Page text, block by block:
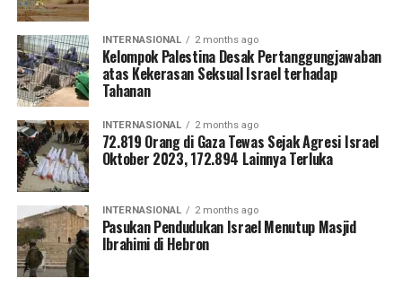
INTERNASIONAL 2 months ago
Kelompok Palestina Desak Pertanggungjawaban
atas Kekerasan Seksual Israel terhadap
Tahanan
INTERNASIONAL 2 months ago
72.819 Orang di Gaza Tewas Sejak Agresi Israel
Oktober 2023, 172.894 Lainnya Terluka
INTERNASIONAL 2 months ago
Pasukan Pendudukan Israel Menutup Masjid
Ibrahimi di Hebron